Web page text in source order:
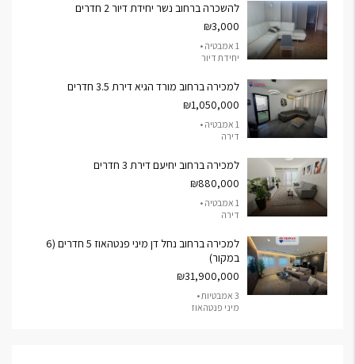
להשכרה ברחוב נשר יחידת דיור 2 חדרים
₪3,000
1 אמבטיה •
יחידת דיור
למכירה ברחוב מורד הגיא דירת 3.5 חדרים
₪1,050,000
1 אמבטיה •
דירה
למכירה ברחוב יחיעם דירת 3 חדרים
₪880,000
1 אמבטיה •
דירה
למכירה ברחוב נחל דן מיני פנטהאוז 5 חדרים (6
במקור)
₪31,900,000
3 אמבטיות •
מיני פנטהאוז